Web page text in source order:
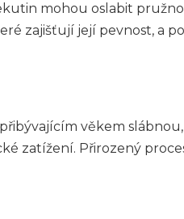
mohou oslabit
zajišťují její pevnost, a
věkem
zatížení. Přirozený